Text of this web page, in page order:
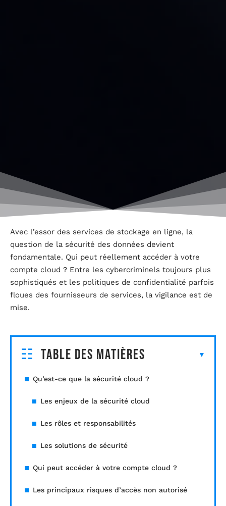
Avec l’essor des services de stockage en ligne, la
question de la sécurité des données devient
fondamentale. Qui peut réellement accéder à votre
compte cloud ? Entre les cybercriminels toujours plus
sophistiqués et les politiques de confidentialité parfois
floues des fournisseurs de services, la vigilance est de
mise.
Table des matières
Qu’est-ce que la sécurité cloud ?
Les enjeux de la sécurité cloud
Les rôles et responsabilités
Les solutions de sécurité
Qui peut accéder à votre compte cloud ?
Les principaux risques d’accès non autorisé